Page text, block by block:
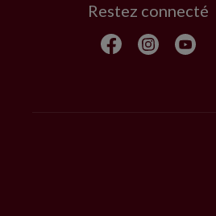
Restez connecté